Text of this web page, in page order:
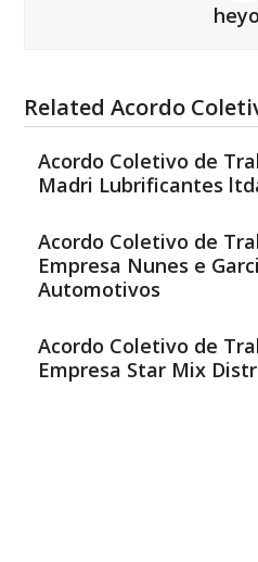
Related Acordo
Acordo Coletivo de
Madri Lubrificantes
Acordo Coletivo de
Empresa Nunes e
Automotivos
Acordo Coletivo de
Empresa Star Mix